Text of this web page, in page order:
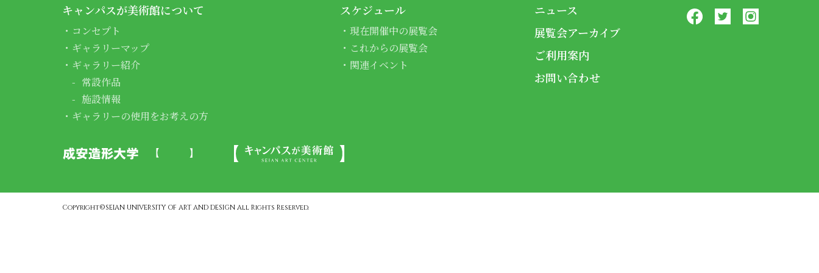
キャンパスが美術館について
コンセプト
ギャラリーマップ
ギャラリー紹介
常設作品
施設情報
ギャラリーの使用をお考えの方
スケジュール
現在開催中の展覧会
これからの展覧会
関連イベント
ニュース
展覧会アーカイブ
ご利用案内
お問い合わせ
Copyright©SEIAN UNIVERSITY OF ART AND DESIGN All Rights Reserved.